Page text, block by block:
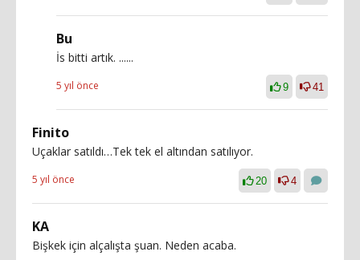
Bu
İs bitti artık. ......
5 yıl önce 9 41
Finito
Uçaklar satıldı…Tek tek el altından satılıyor.
5 yıl önce 20 4
KA
Bişkek için alçalışta şuan. Neden acaba.